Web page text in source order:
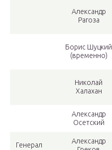
Александр
Рагоза
Борис Шуцкий
(временно)
Николай
Халахан
Александр
Осетский
Генерал
Александр